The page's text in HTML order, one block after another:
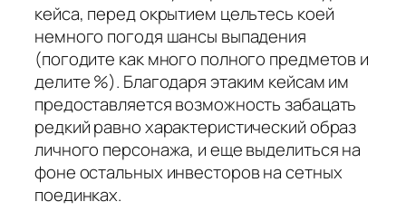
кейса, перед окрытием цельтесь коей
немного погодя шансы выпадения
(погодите как много полного предметов и
делите %). Благодаря этаким кейсам им
предоставляется возможность забацать
редкий равно характеристический образ
личного персонажа, и еще выделиться на
фоне остальных инвесторов на сетных
поединках.